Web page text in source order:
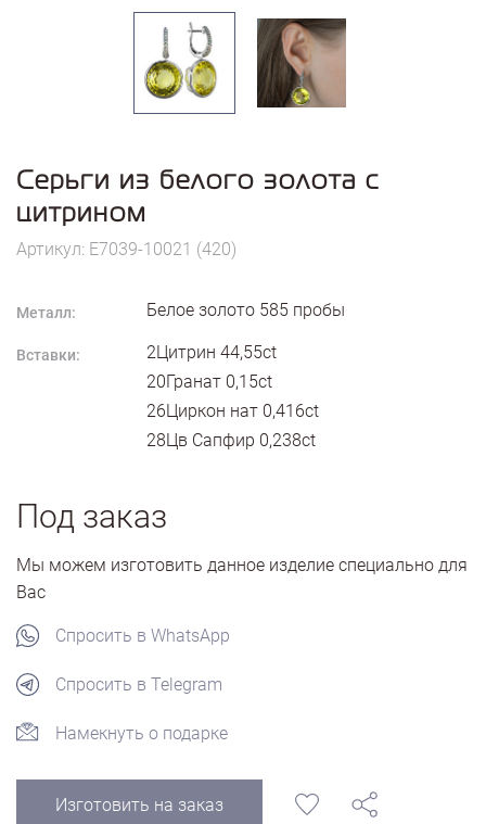
Серьги из белого золота с
цитрином
Артикул: E7039-10021 (420)
Металл: Белое золото 585 пробы
Вставки:
2Цитрин 44,55ct
20Гранат 0,15ct
26Циркон нат 0,416ct
28Цв Сапфир 0,238ct
Под заказ
Мы можем изготовить данное изделие специально для
Вас
Спросить в WhatsApp
Спросить в Telegram
Намекнуть о подарке
Изготовить на заказ